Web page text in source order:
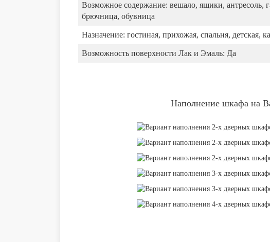
Возможное содержание: вешало, ящики, антресоль,
брючница, обувница
Назначение: гостиная, прихожая, спальня, детская,
Возможность поверхности Лак и Эмаль: Да
Наполнение шкафа на